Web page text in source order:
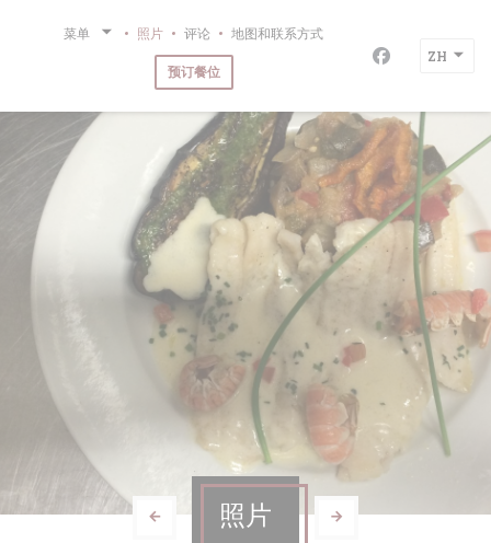
菜单 照片 评论 地图和联系方式
预订餐位 Facebook ((
ZH
照片